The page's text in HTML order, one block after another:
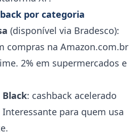
por categoria
(disponível via Bradesco):
compras na Amazon.com.br
2% em supermercados e
: cashback acelerado
para quem usa